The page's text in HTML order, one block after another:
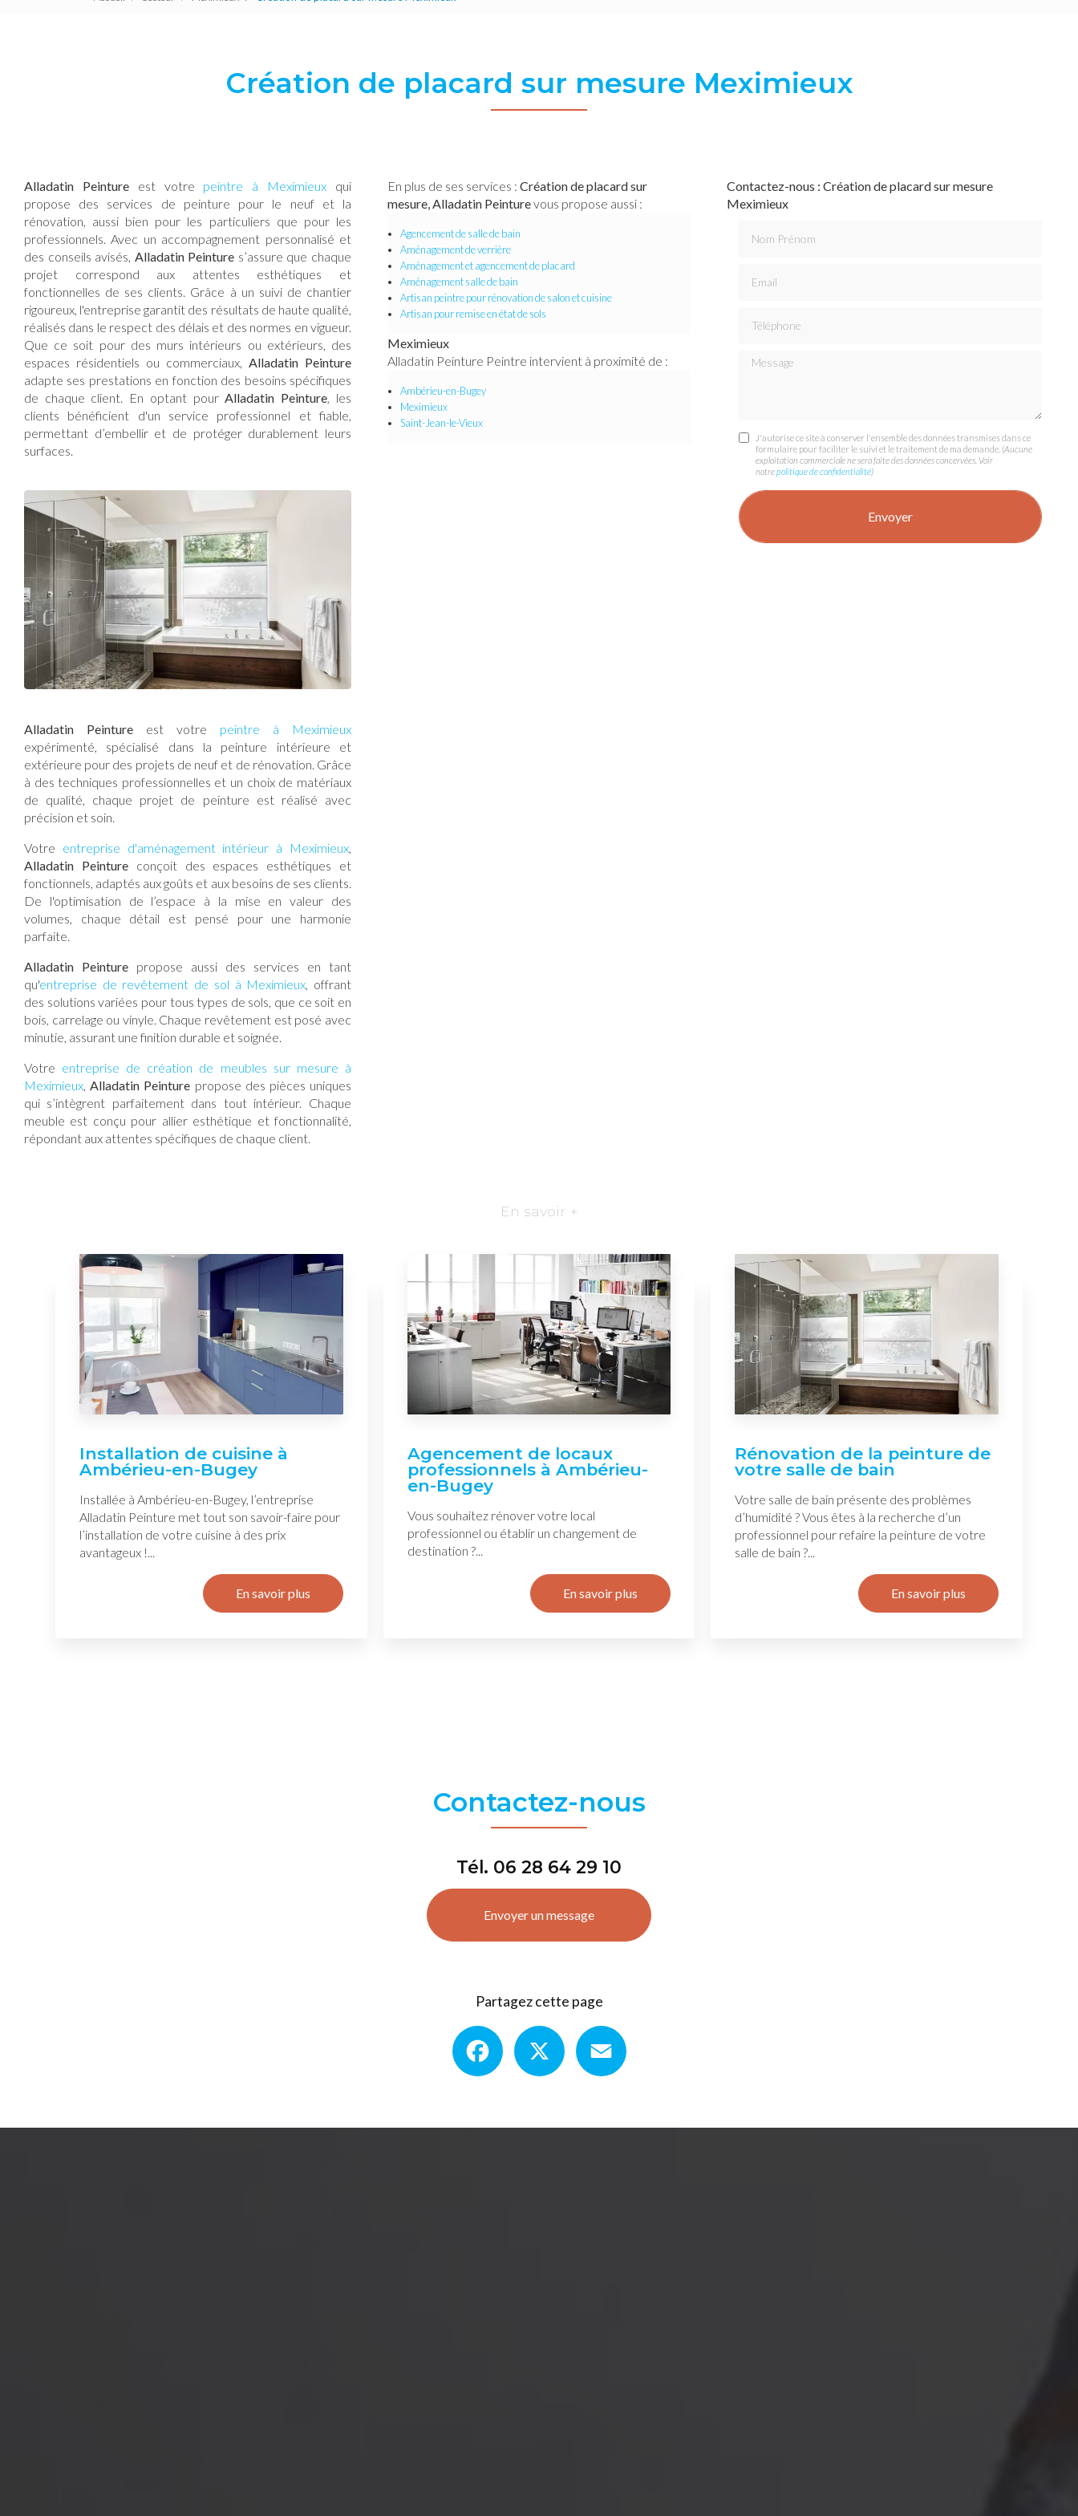
Création de placard sur mesure Meximieux
Alladatin Peinture est votre peintre à Meximieux qui
propose des services de peinture pour le neuf et la
rénovation, aussi bien pour les particuliers que pour les
professionnels. Avec un accompagnement personnalisé et
des conseils avisés, Alladatin Peinture s’assure que chaque
projet correspond aux attentes esthétiques et
fonctionnelles de ses clients. Grâce à un suivi de chantier
rigoureux, l'entreprise garantit des résultats de haute qualité,
réalisés dans le respect des délais et des normes en vigueur.
Que ce soit pour des murs intérieurs ou extérieurs, des
espaces résidentiels ou commerciaux, Alladatin Peinture
adapte ses prestations en fonction des besoins spécifiques
de chaque client. En optant pourAlladatin Peinture, les
clients bénéficient d'un service professionnel et fiable,
permettant d’embellir et de protéger durablement leurs
surfaces.
Alladatin Peinture est votre peintre à Meximieux
expérimenté, spécialisé dans la peinture intérieure et
extérieure pour des projets de neuf et de rénovation. Grâce
à des techniques professionnelles et un choix de matériaux
de qualité, chaque projet de peinture est réalisé avec
précision et soin.
Votre entreprise d'aménagement intérieur à Meximieux,
Alladatin Peintureconçoit des espaces esthétiques et
fonctionnels, adaptés aux goûts et aux besoins de ses clients.
De l'optimisation de l’espace à la mise en valeur des
volumes, chaque détail est pensé pour une harmonie
parfaite.
Alladatin Peinture propose aussi des services en tant
qu'entreprise de revêtement de sol à Meximieux , offrant
des solutions variées pour tous types de sols, que ce soit en
bois, carrelage ou vinyle. Chaque revêtement est posé avec
minutie, assurant une finition durable et soignée.
Votre entreprise de création de meubles sur mesure à
Meximieux Alladatin Peinture propose des pièces uniques
qui s’intègrent parfaitement dans tout intérieur. Chaque
meuble est conçu pour allier esthétique et fonctionnalité,
répondant aux attentes spécifiques de chaque client.
En plus de ses services : Création de placard sur
mesure, Alladatin Peinturevous propose aussi :
Agencement de salle de bain
Aménagement de verrière
Aménagement et agencement de placard
Aménagement salle de bain
Artisan peintre pour rénovation de salon et cuisine
Artisan pour remise en état de sols
Meximieux
Alladatin Peinture Peintre intervient à proximité de :
Ambérieu-en-Bugey
Meximieux
Saint-Jean-le-Vieux
Contactez-nous : Création de placard sur mesure
Meximieux
Message
J'autorise ce site à conserver l'ensemble des données transmises dans ce
formulaire pour faciliter le suivi et le traitement de ma demande. (Aucune
exploitation commerciale ne sera faite des données concervées. Voir
notrepolitique de confidentialité)
En savoir +
Installation de cuisine à
Ambérieu-en-Bugey
Installée à Ambérieu-en-Bugey, l’entreprise
Alladatin Peinture met tout son savoir-faire pour
l’installation de votre cuisine à des prix
avantageux !...
En savoir plus
Agencement de locaux
professionnels à Ambérieu-
en-Bugey
Vous souhaitez rénover votre local
professionnel ou établir un changement de
destination ?...
En savoir plus
Rénovation de la peinture de
votre salle de bain
Votre salle de bain présente des problèmes
d’humidité ? Vous êtes à la recherche d’un
professionnel pour refaire la peinture de votre
salle de bain ?...
En savoir plus
Contactez-nous
Tél. 06 28 64 29 10
Envoyer un message
Partagez cette page
Facebook